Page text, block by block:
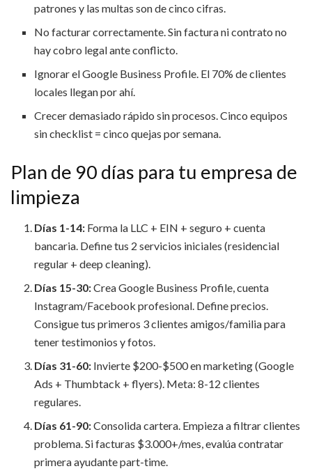
patrones y las multas son de cinco cifras.
No facturar correctamente. Sin factura ni contrato no
hay cobro legal ante conflicto.
Ignorar el Google Business Profile. El 70% de clientes
locales llegan por ahí.
Crecer demasiado rápido sin procesos. Cinco equipos
sin checklist = cinco quejas por semana.
Plan de 90 días para tu empresa de
limpieza
Días 1-14: Forma la LLC + EIN + seguro + cuenta
bancaria. Define tus 2 servicios iniciales (residencial
regular + deep cleaning).
Días 15-30:Crea Google Business Profile, cuenta
Instagram/Facebook profesional. Define precios.
Consigue tus primeros 3 clientes amigos/familia para
tener testimonios y fotos.
Días 31-60: Invierte $200-$500 en marketing (Google
Ads + Thumbtack + flyers). Meta: 8-12 clientes
regulares.
Días 61-90:Consolida cartera. Empieza a filtrar clientes
problema. Si facturas $3.000+/mes, evalúa contratar
primera ayudante part-time.